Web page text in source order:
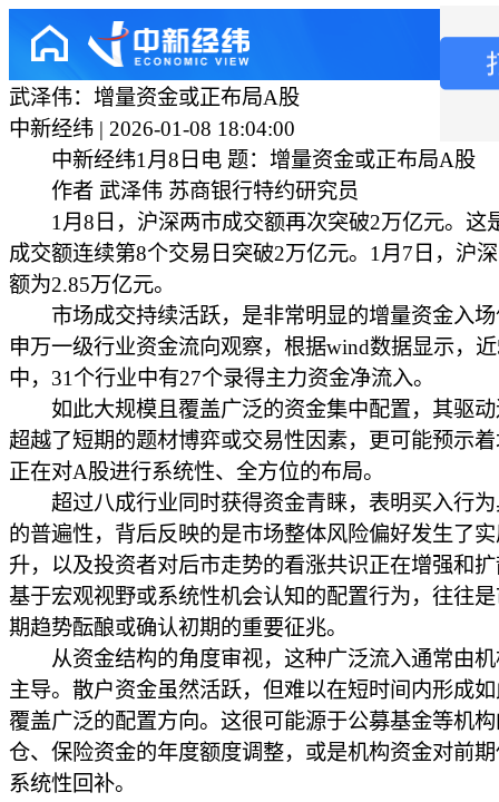
武泽伟：增量资金或正布局A股
中新经纬 | 2026-01-08 18:04:00
中新经纬1月8日电 题：增量资金或正布局A股
作者 武泽伟 苏商银行特约研究员
1月8日，沪深两市成交额再次突破2万亿元。这
成交额连续第8个交易日突破2万亿元。1月7日，沪
额为2.85万亿元。
市场成交持续活跃，是非常明显的增量资金入场
申万一级行业资金流向观察，根据wind数据显示，
中，31个行业中有27个录得主力资金净流入。
如此大规模且覆盖广泛的资金集中配置，其驱动
超越了短期的题材博弈或交易性因素，更可能预示
正在对A股进行系统性、全方位的布局。
超过八成行业同时获得资金青睐，表明买入行为
的普遍性，背后反映的是市场整体风险偏好发生了
升，以及投资者对后市走势的看涨共识正在增强和
基于宏观视野或系统性机会认知的配置行为，往往
期趋势酝酿或确认初期的重要征兆。
从资金结构的角度审视，这种广泛流入通常由机
主导。散户资金虽然活跃，但难以在短时间内形成
覆盖广泛的配置方向。这很可能源于公募基金等机
仓、保险资金的年度额度调整，或是机构资金对前
系统性回补。